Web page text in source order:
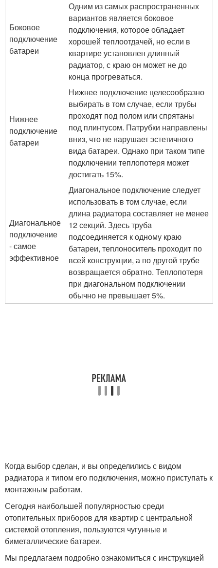
Боковое
подключение
батареи
Одним из самых распространенных
вариантов является боковое
подключения, которое обладает
хорошей теплоотдачей, но если в
квартире установлен длинный
радиатор, с краю он может не до
конца прогреваться.
Нижнее
подключение
батареи
Нижнее подключение целесообразно
выбирать в том случае, если трубы
проходят под полом или спрятаны
под плинтусом. Патрубки направлены
вниз, что не нарушает эстетичного
вида батареи. Однако при таком типе
подключении теплопотеря может
достигать 15%.
Диагональное
подключение
- самое
эффективное
Диагональное подключение следует
использовать в том случае, если
длина радиатора составляет не менее
12 секций. Здесь труба
подсоединяется к одному краю
батареи, теплоноситель проходит по
всей конструкции, а по другой трубе
возвращается обратно. Теплопотеря
при диагональном подключении
обычно не превышает 5%.
Когда выбор сделан, и вы определились с видом
радиатора и типом его подключения, можно приступать к
монтажным работам.
Сегодня наибольшей популярностью среди
отопительных приборов для квартир с центральной
системой отопления, пользуются чугунные и
биметаллические батареи.
Мы предлагаем подробно ознакомиться с инструкцией